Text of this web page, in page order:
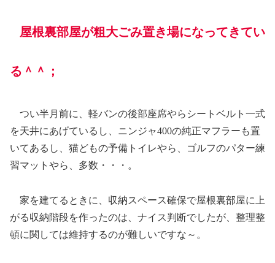
屋根裏部屋が粗大ごみ置き場になってきてい
る＾＾；
つい半月前に、軽バンの後部座席やらシートベルト一式
を天井にあげているし、ニンジャ400の純正マフラーも置
いてあるし、猫どもの予備トイレやら、ゴルフのパター練
習マットやら、多数・・・。
家を建てるときに、収納スペース確保で屋根裏部屋に上
がる収納階段を作ったのは、ナイス判断でしたが、整理整
頓に関しては維持するのが難しいですな～。